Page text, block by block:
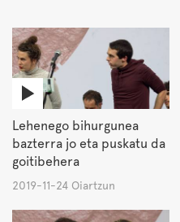
Lehenego bihurgunea
bazterra jo eta puskatu da
goitibehera
2019-11-24 Oiartzun